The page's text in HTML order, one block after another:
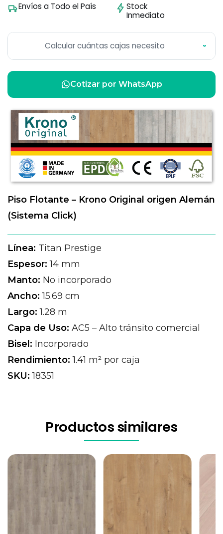
Envíos a Todo el País
Stock
Inmediato
Calcular cuántas cajas necesito ›
Cotizar por WhatsApp
Piso Flotante – Krono Original origen Alemán
(Sistema Click)
Línea: Titan Prestige
Espesor: 14 mm
Manto: No incorporado
Ancho: 15.69 cm
Largo: 1.28 m
Capa de Uso: AC5 – Alto tránsito comercial
Bisel: Incorporado
Rendimiento: 1.41 m² por caja
SKU: 18351
Productos similares